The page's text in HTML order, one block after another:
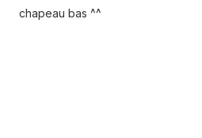
chapeau bas ^^